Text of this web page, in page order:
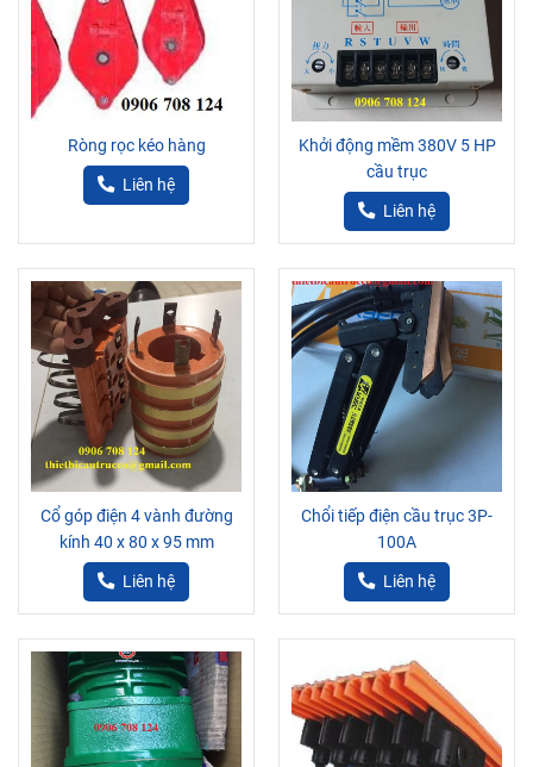
Ròng rọc kéo hàng
Liên hệ
Khởi động mềm 380V 5 HP
cầu trục
Liên hệ
Cổ góp điện 4 vành đường
kính 40 x 80 x 95 mm
Liên hệ
Chổi tiếp điện cầu trục 3P-
100A
Liên hệ